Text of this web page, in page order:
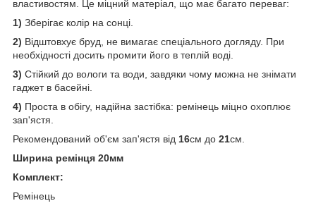
властивостям. Це міцний матеріал, що має багато переваг:
1) Зберігає колір на сонці.
2) Відштовхує бруд, не вимагає спеціального догляду. При
необхідності досить промити його в теплій воді.
3) Стійкий до вологи та води, завдяки чому можна не знімати
гаджет в басейні.
4) Проста в обігу, надійна застібка: ремінець міцно охоплює
зап'ястя.
Рекомендований об'єм зап'ястя від 16см до 21см.
Ширина ремінця 20мм
Комплект:
Ремінець